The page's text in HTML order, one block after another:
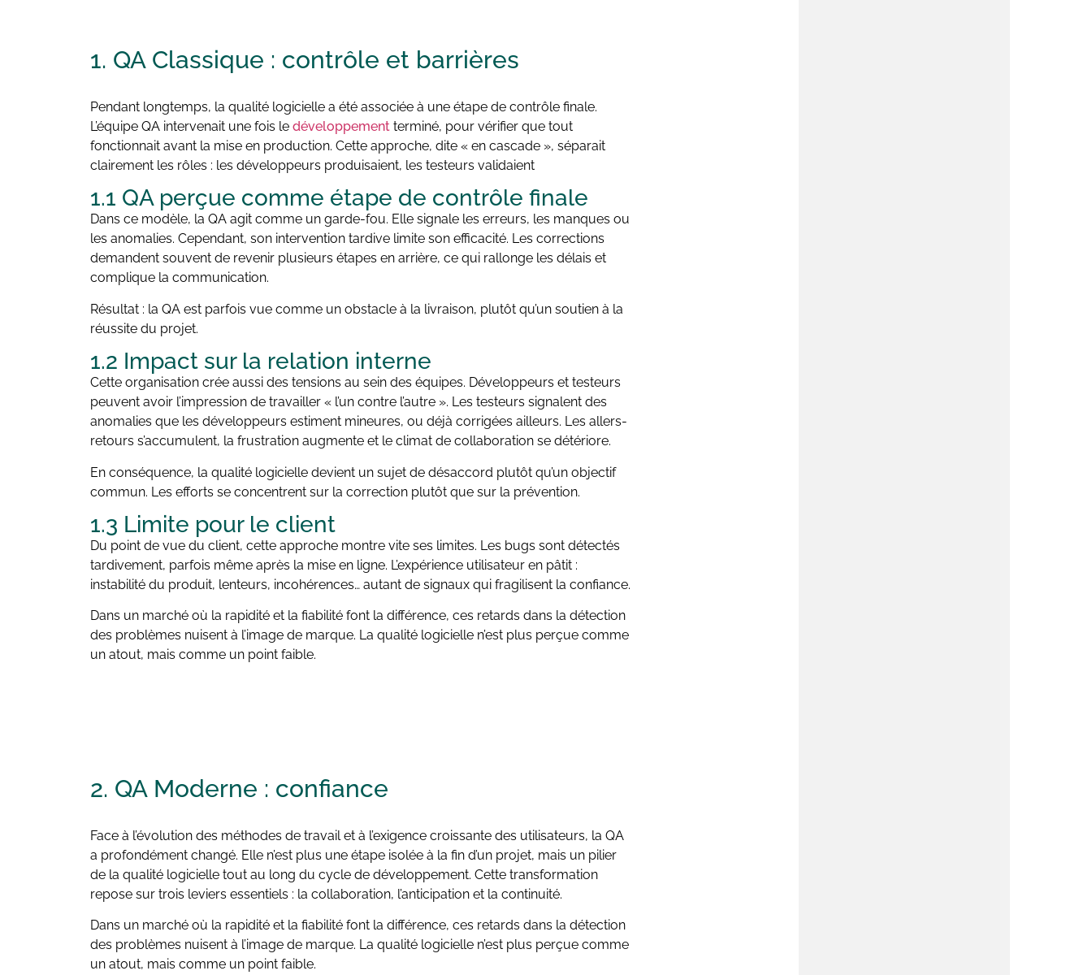
1. QA Classique : contrôle et barrières
Pendant longtemps, la qualité logicielle a été associée à une étape de contrôle finale.
L’équipe QA intervenait une fois le développementterminé, pour vérifier que tout
fonctionnait avant la mise en production. Cette approche, dite « en cascade », séparait
clairement les rôles : les développeurs produisaient, les testeurs validaient
1.1 QA perçue comme étape de contrôle finale
Dans ce modèle, la QA agit comme un garde-fou. Elle signale les erreurs, les manques ou
les anomalies. Cependant, son intervention tardive limite son efficacité. Les corrections
demandent souvent de revenir plusieurs étapes en arrière, ce qui rallonge les délais et
complique la communication.
Résultat : la QA est parfois vue comme un obstacle à la livraison, plutôt qu’un soutien à la
réussite du projet.
1.2 Impact sur la relation interne
Cette organisation crée aussi des tensions au sein des équipes. Développeurs et testeurs
peuvent avoir l’impression de travailler « l’un contre l’autre ». Les testeurs signalent des
anomalies que les développeurs estiment mineures, ou déjà corrigées ailleurs. Les allers-
retours s’accumulent, la frustration augmente et le climat de collaboration se détériore.
En conséquence, la qualité logicielle devient un sujet de désaccord plutôt qu’un objectif
commun. Les efforts se concentrent sur la correction plutôt que sur la prévention.
1.3 Limite pour le client
Du point de vue du client, cette approche montre vite ses limites. Les bugs sont détectés
tardivement, parfois même après la mise en ligne. L’expérience utilisateur en pâtit :
instabilité du produit, lenteurs, incohérences… autant de signaux qui fragilisent la confiance.
Dans un marché où la rapidité et la fiabilité font la différence, ces retards dans la détection
des problèmes nuisent à l’image de marque. La qualité logicielle n’est plus perçue comme
un atout, mais comme un point faible.
2. QA Moderne : confiance
Face à l’évolution des méthodes de travail et à l’exigence croissante des utilisateurs, la QA
a profondément changé. Elle n’est plus une étape isolée à la fin d’un projet, mais un pilier
de la qualité logicielle tout au long du cycle de développement. Cette transformation
repose sur trois leviers essentiels : la collaboration, l’anticipation et la continuité.
Dans un marché où la rapidité et la fiabilité font la différence, ces retards dans la détection
des problèmes nuisent à l’image de marque. La qualité logicielle n’est plus perçue comme
un atout, mais comme un point faible.